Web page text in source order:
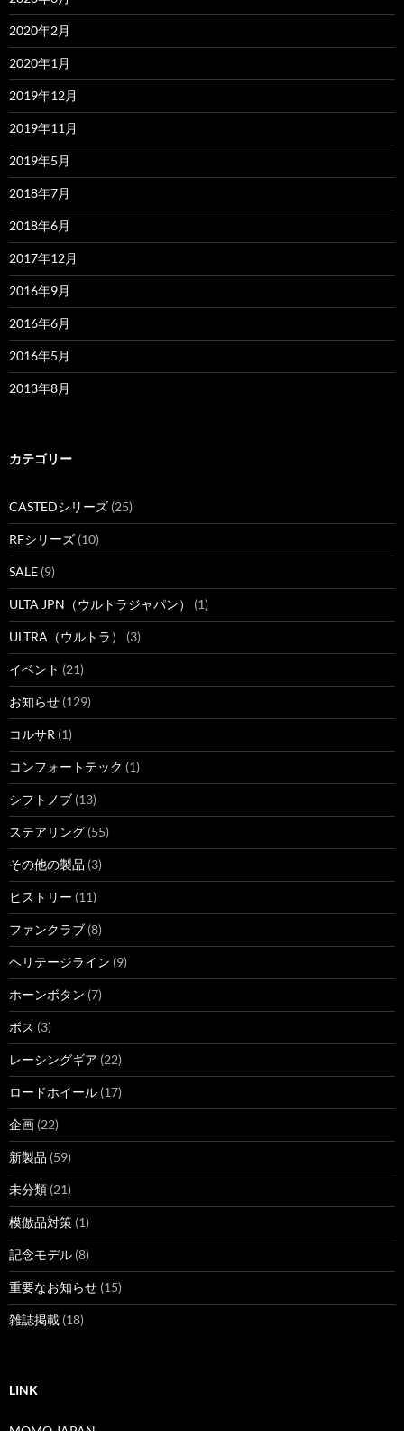
2020年2月
2020年1月
2019年12月
2019年11月
2019年5月
2018年7月
2018年6月
2017年12月
2016年9月
2016年6月
2016年5月
2013年8月
カテゴリー
CASTEDシリーズ (25)
RFシリーズ (10)
SALE (9)
ULTA JPN（ウルトラジャパン） (1)
ULTRA（ウルトラ） (3)
イベント (21)
お知らせ (129)
コルサR (1)
コンフォートテック (1)
シフトノブ (13)
ステアリング (55)
その他の製品 (3)
ヒストリー (11)
ファンクラブ (8)
ヘリテージライン (9)
ホーンボタン (7)
ボス (3)
レーシングギア (22)
ロードホイール (17)
企画 (22)
新製品 (59)
未分類 (21)
模倣品対策 (1)
記念モデル (8)
重要なお知らせ (15)
雑誌掲載 (18)
LINK